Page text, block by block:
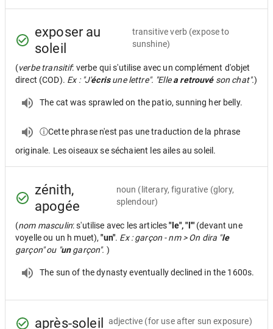
exposer au
soleil
transitive verb (expose to
sunshine)
(verbe transitif: verbe qui s'utilise avec un complément d'objet
direct (COD). Ex : "J'écrisune lettre". "Ellea retrouvéson chat".)
The cat was sprawled on the patio, sunning her belly.
ⓘCette phrase n'est pas une traduction de la phrase
originale. Les oiseaux se séchaient les ailes au soleil.
zénith,
apogée
noun (literary, figurative (glory,
splendour)
(nom masculin: s'utilise avec les articles"le", "l'" (devant une
voyelle ou un h muet),"un". Ex : garçon - nm > On dira "le
garçon" ou "ungarçon". )
The sun of the dynasty eventually declined in the 1600s.
après-soleil adjective (for use after sun exposure)